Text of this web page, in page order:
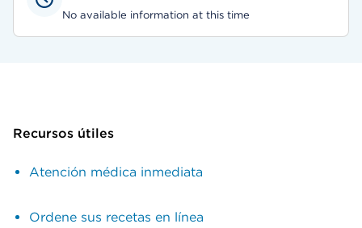
No available information at this time
Recursos útiles
Atención médica inmediata
Ordene sus recetas en línea